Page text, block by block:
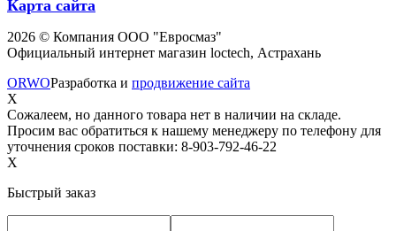
Карта сайта
2026 © Компания ООО "Евросмаз"
Официальный интернет магазин loctech, Астрахань
ORWOРазработка и продвижение сайта
X
Сожалеем, но данного товара нет в наличии на складе.
Просим вас обратиться к нашему менеджеру по телефону для
уточнения сроков поставки: 8-903-792-46-22
X
Быстрый заказ